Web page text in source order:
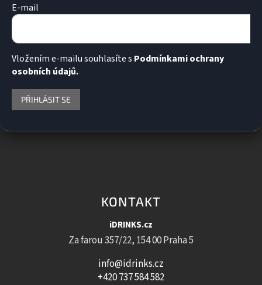
E-mail
Vložením e-mailu souhlasíte s Podmínkami ochrany
osobních údajů.
PŘIHLÁSIT SE
KONTAKT
iDRINKS.cz
Za farou 357/22, 154 00 Praha 5
info@idrinks.cz
+420 737 584 582